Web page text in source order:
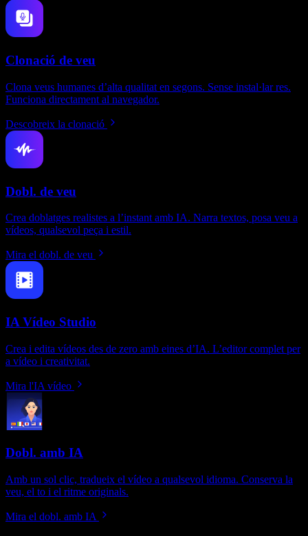
Clonació de veu
Clona veus humanes d’alta qualitat en segons. Sense instal·lar res.
Funciona directament al navegador.
Descobreix la clonació
Dobl. de veu
Crea doblatges realistes a l’instant amb IA. Narra textos, posa veu a
vídeos, qualsevol peça i estil.
Mira el dobl. de veu
IA Vídeo Studio
Crea i edita vídeos des de zero amb eines d’IA. L’editor complet per
a vídeo i creativitat.
Mira l'IA vídeo
Dobl. amb IA
Amb un sol clic, tradueix el vídeo a qualsevol idioma. Conserva la
veu, el to i el ritme originals.
Mira el dobl. amb IA